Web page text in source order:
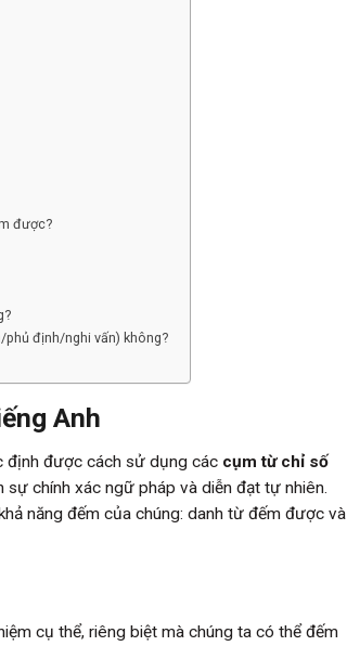
được?
phủ định/nghi vấn) không?
Anh
định được cách sử dụng các cụm từ chỉ số
chính xác ngữ pháp và diễn đạt tự nhiên.
năng đếm của chúng: danh từ đếm được và
cụ thể, riêng biệt mà chúng ta có thể đếm